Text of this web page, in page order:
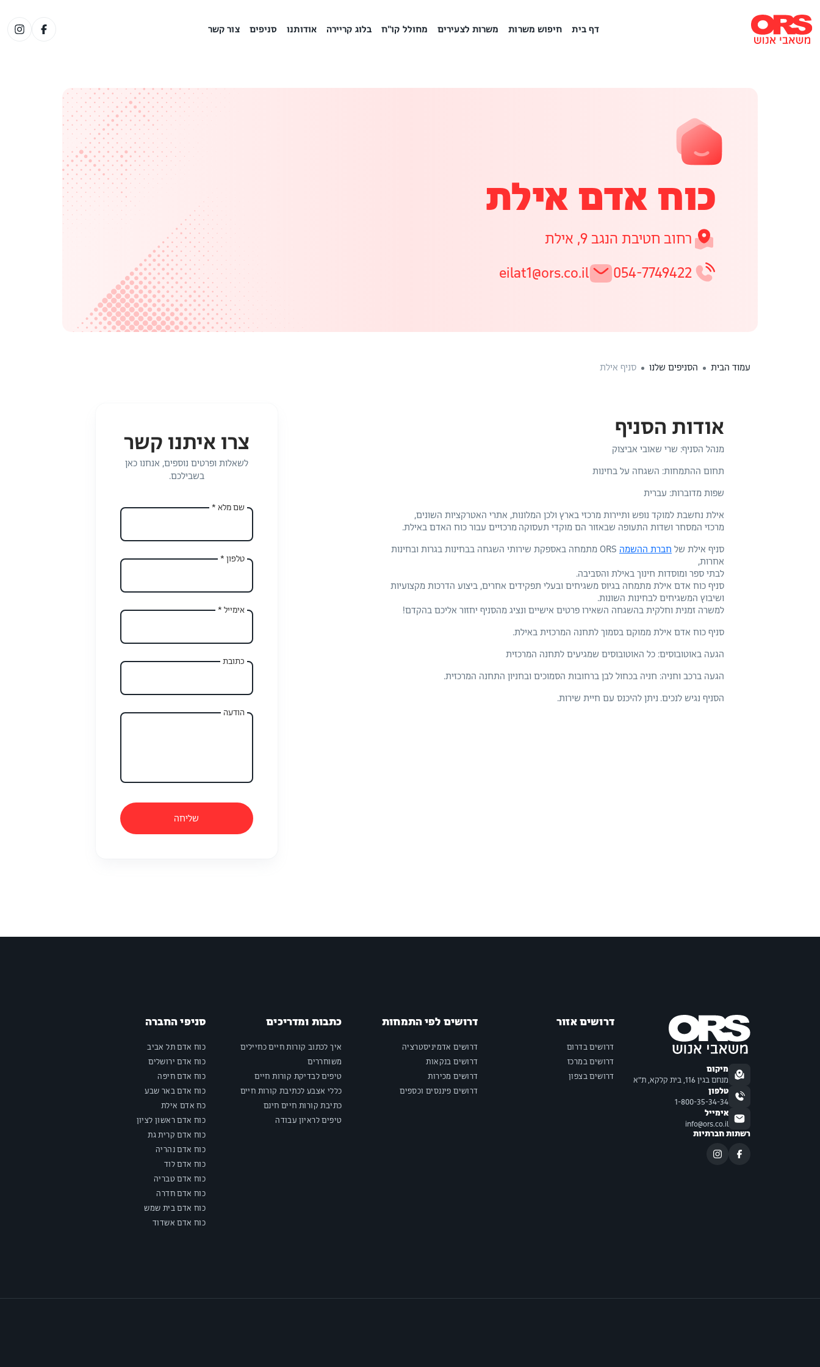
דף בית חיפוש משרות משרות לצעירים מחולל קו"ח בלוג קריירה אודותנו סניפים צור קשר
כוח אדם אילת
רחוב חטיבת הנגב 9, אילת
054-7749422
eilat1@ors.co.il
עמוד הבית הסניפים שלנו סניף אילת
אודות הסניף
מנהל הסניף: שרי שאובי אביצוק
תחום ההתמחות: השגחה על בחינות
שפות מדוברות: עברית
אילת נחשבת למוקד נופש ותיירות מרכזי בארץ ולכן המלונות, אתרי האטרקציות השונים,
מרכזי המסחר ושדות התעופה שבאזור הם מוקדי תעסוקה מרכזיים עבור כוח האדם באילת.
סניף אילת של חברת ההשמה
ORS מתמחה באספקת שירותי השגחה בבחינות בגרות ובחינות
אחרות,
לבתי ספר ומוסדות חינוך באילת והסביבה.
סניף כוח אדם אילת מתמחה בגיוס משגיחים ובעלי תפקידים אחרים, ביצוע הדרכות מקצועיות
ושיבוץ המשגיחים לבחינות השונות.
למשרה זמנית וחלקית בהשגחה השאירו פרטים אישיים ונציג מהסניף יחזור אליכם בהקדם!
סניף כוח אדם אילת ממוקם בסמוך לתחנה המרכזית באילת.
הגעה באוטובוסים: כל האוטובוסים שמגיעים לתחנה המרכזית
הגעה ברכב וחניה: חניה בכחול לבן ברחובות הסמוכים ובחניון התחנה המרכזית.
הסניף נגיש לנכים. ניתן להיכנס עם חיית שירות.
צרו איתנו קשר
לשאלות ופרטים נוספים, אנחנו כאן
בשבילכם.
שם מלא *
טלפון *
אימייל *
כתובת
הודעה
שליחה
מיקום
מנחם בגין 116, בית קלקא, ת"א
טלפון
1-800-35-34-34
אימייל
info@ors.co.il
רשתות חברתיות
דרושים אזור
דרושים בדרום
דרושים במרכז
דרושים בצפון
דרושים לפי התמחות
דרושים אדמיניסטרציה
דרושים בנקאות
דרושים מכירות
דרושים פיננסים וכספים
כתבות ומדריכים
איך לכתוב קורות חיים כחיילים
משוחררים
טיפים לבדיקת קורות חיים
כללי אצבע לכתיבת קורות חיים
כתיבת קורות חיים חינם
טיפים לראיון עבודה
סניפי החברה
כוח אדם תל אביב
כוח אדם ירושלים
כוח אדם חיפה
כוח אדם באר שבע
כח אדם אילת
כוח אדם ראשון לציון
כוח אדם קרית גת
כוח אדם נהריה
כוח אדם לוד
כוח אדם טבריה
כוח אדם חדרה
כוח אדם בית שמש
כוח אדם אשדוד